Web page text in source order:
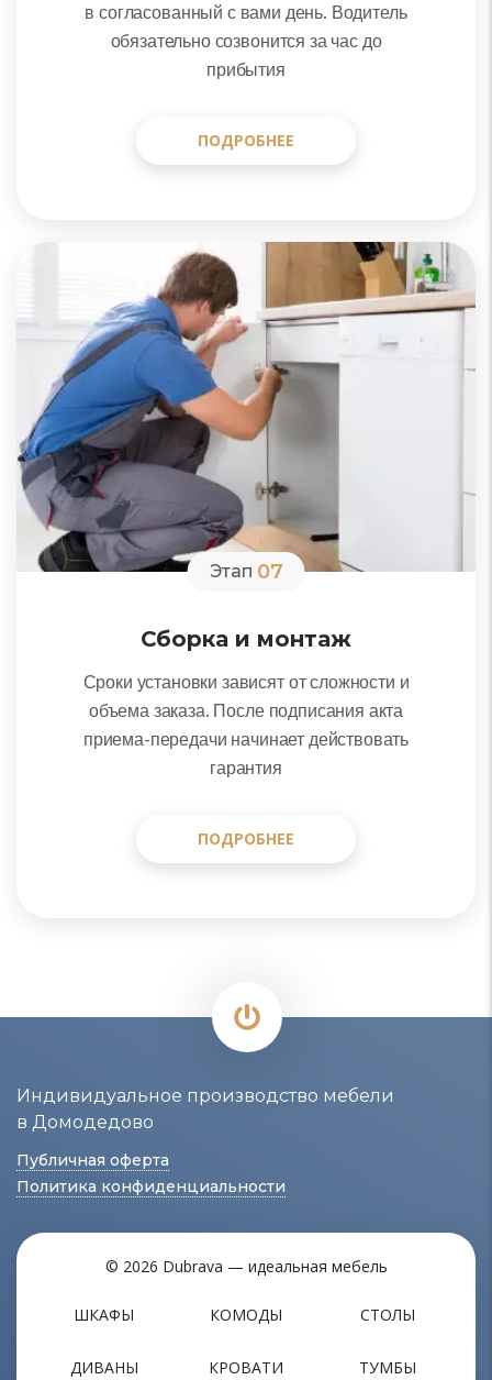
в согласованный с вами день. Водитель
обязательно созвонится за час до
прибытия
ПОДРОБНЕЕ
ПОДРОБНЕЕ
Этап 07
Сборка и монтаж
Сроки установки зависят от сложности и
объема заказа. После подписания акта
приема-передачи начинает действовать
гарантия
ПОДРОБНЕЕ
ПОДРОБНЕЕ
Индивидуальное производство мебели
в Домодедово
Публичная оферта
Политика конфиденциальности
© 2026 Dubrava — идеальная мебель
ШКАФЫ КОМОДЫ СТОЛЫ
ДИВАНЫ КРОВАТИ ТУМБЫ